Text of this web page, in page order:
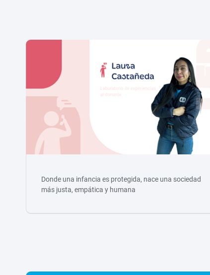
Donde una infancia es protegida, nace una sociedad
más justa, empática y humana